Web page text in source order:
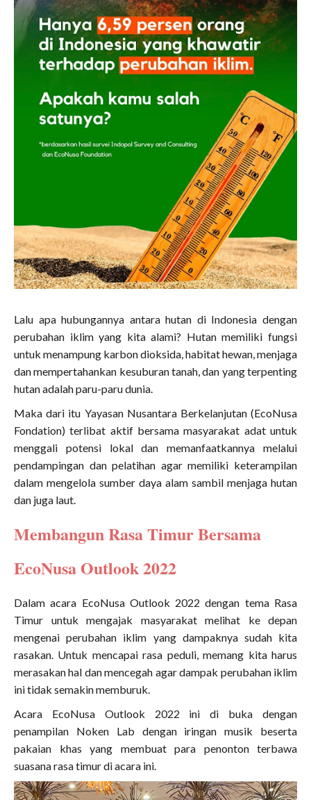
Lalu apa hubungannya antara hutan di Indonesia dengan
perubahan iklim yang kita alami? Hutan memiliki fungsi
untuk menampung karbon dioksida, habitat hewan, menjaga
dan mempertahankan kesuburan tanah, dan yang terpenting
hutan adalah paru-paru dunia.
Maka dari itu Yayasan Nusantara Berkelanjutan (EcoNusa
Fondation) terlibat aktif bersama masyarakat adat untuk
menggali potensi lokal dan memanfaatkannya melalui
pendampingan dan pelatihan agar memiliki keterampilan
dalam mengelola sumber daya alam sambil menjaga hutan
dan juga laut.
Membangun Rasa Timur Bersama
EcoNusa Outlook 2022
Dalam acara EcoNusa Outlook 2022 dengan tema Rasa
Timur untuk mengajak masyarakat melihat ke depan
mengenai perubahan iklim yang dampaknya sudah kita
rasakan. Untuk mencapai rasa peduli, memang kita harus
merasakan hal dan mencegah agar dampak perubahan iklim
ini tidak semakin memburuk.
Acara EcoNusa Outlook 2022 ini di buka dengan
penampilan Noken Lab dengan iringan musik beserta
pakaian khas yang membuat para penonton terbawa
suasana rasa timur di acara ini.